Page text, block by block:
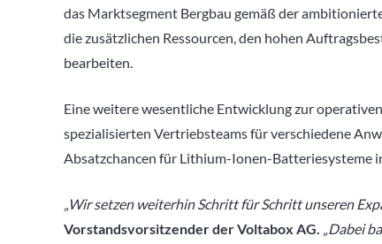
das Marktsegment Bergbau gemäß der
die zusätzlichen Ressourcen, den hohen
bearbeiten.
Eine weitere wesentliche Entwicklung zur
spezialisierten Vertriebsteams für verschiedene
Absatzchancen für Lithium-Ionen-Batteriesysteme
„Wir setzen weiterhin Schritt für Schritt unseren
Vorstandsvorsitzender der Voltabox AG. „Dabei